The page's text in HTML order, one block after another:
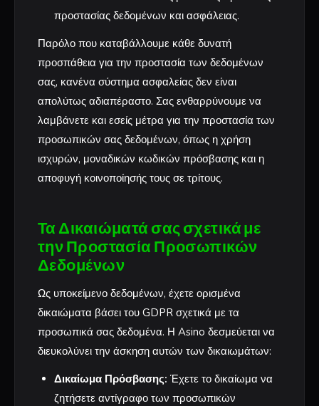
προστασίας δεδομένων και ασφάλειας.
Παρόλο που καταβάλλουμε κάθε δυνατή
προσπάθεια για την προστασία των δεδομένων
σας, κανένα σύστημα ασφαλείας δεν είναι
απολύτως αδιαπέραστο. Σας ενθαρρύνουμε να
λαμβάνετε και εσείς μέτρα για την προστασία των
προσωπικών σας δεδομένων, όπως η χρήση
ισχυρών, μοναδικών κωδικών πρόσβασης και η
αποφυγή κοινοποίησής τους σε τρίτους.
Τα Δικαιώματά σας σχετικά με
την Προστασία Προσωπικών
Δεδομένων
Ως υποκείμενο δεδομένων, έχετε ορισμένα
δικαιώματα βάσει του GDPR σχετικά με τα
προσωπικά σας δεδομένα. Η Asino δεσμεύεται να
διευκολύνει την άσκηση αυτών των δικαιωμάτων:
Δικαίωμα Πρόσβασης: Έχετε το δικαίωμα να
ζητήσετε αντίγραφο των προσωπικών